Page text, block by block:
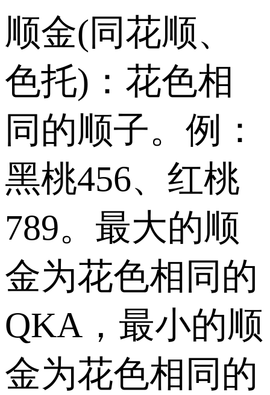
顺金(同花顺、
色托)：花色相
同的顺子。例：
黑桃456、红桃
789。最大的顺
金为花色相同的
QKA，最小的顺
金为花色相同的